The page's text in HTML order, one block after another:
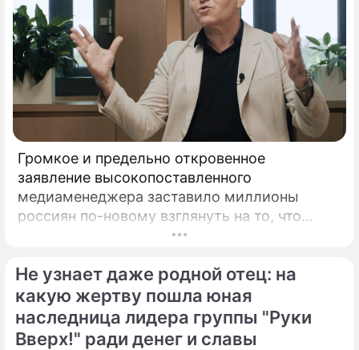
Громкое и предельно откровенное
заявление высокопоставленного
медиаменеджера заставило миллионы
россиян по-новому взглянуть на то, что
годами происходит на экране главного
Генеральный директор мощнейшего
холдинга "Газпром-медиа" Александр Жаров
решился на неожидаемый и крайне острый
демарш.
Не узнает даже родной отец: на
какую жертву пошла юная
наследница лидера группы "Руки
Вверх!" ради денег и славы